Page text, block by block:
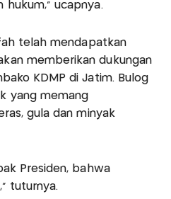
hukum," ucapnya.
telah mendapatkan
memberikan dukungan
KDMP di Jatim. Bulog
yang memang
gula dan minyak
Presiden, bahwa
tuturnya.